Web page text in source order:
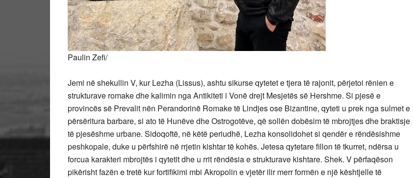
Paulin Zefi/
Jemi në shekullin V, kur Lezha (Lissus), ashtu sikurse qytetet e tjera të rajonit, përjetoi rënien e
strukturave romake dhe kalimin nga Antikiteti i Vonë drejt Mesjetës së Hershme. Si pjesë e
provincës së Prevalit nën Perandorinë Romake të Lindjes ose Bizantine, qyteti u prek nga sulmet e
përsëritura barbare, si ato të Hunëve dhe Ostrogotëve, që sollën dobësimtë mbrojtjes dhe braktisje
të pjesëshme urbane. Sidoqoftë, në këtë periudhë, Lezha konsolidohet si qendër e rëndësishme
peshkopale, duke u përfshirë në rrjetin kishtar të kohës. Jetesa qytetare fillon të tkurret, ndërsa u
forcua karakteri mbrojtës i qytetit dhe u rrit rëndësia e strukturave kishtare. Shek. V përfaqëson
pikërisht fazën e tretë kur fortifikimi mbi Akropolin e vjetër ilir merr formën e një kështjelle të